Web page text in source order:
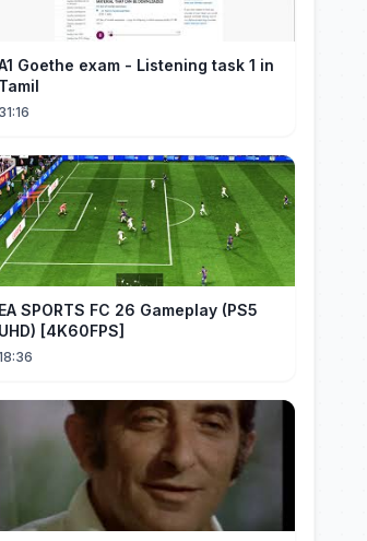
Goethe exam - Listening task 1 in
Tamil
31:16
EA SPORTS FC 26 Gameplay (PS5
UHD) [4K60FPS]